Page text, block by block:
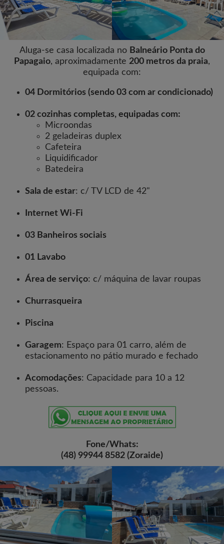
Aluga-se casa localizada no Balneário Ponta do
Papagaio, aproximadamente 200 metros da praia,
equipada com:
04 Dormitórios (sendo 03 com ar condicionado)
02 cozinhas completas, equipadas com:
Microondas
2 geladeiras duplex
Cafeteira
Liquidificador
Batedeira
Sala de estar: c/ TV LCD de 42"
Internet Wi-Fi
03 Banheiros sociais
01 Lavabo
Área de serviço: c/ máquina de lavar roupas
Churrasqueira
Piscina
Garagem: Espaço para 01 carro, além de
estacionamento no pátio murado e fechado
Acomodações: Capacidade para 10 a 12
pessoas.
Fone/Whats:
(48) 99944 8582 (Zoraide)